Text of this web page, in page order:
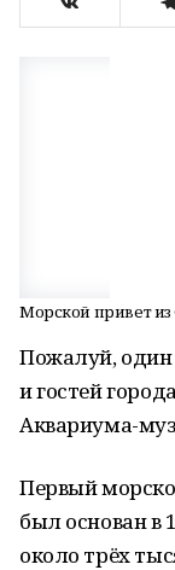
Морской привет из
Пожалуй,
и гостей
Аквариума-
Первый
был основан в
около трёх